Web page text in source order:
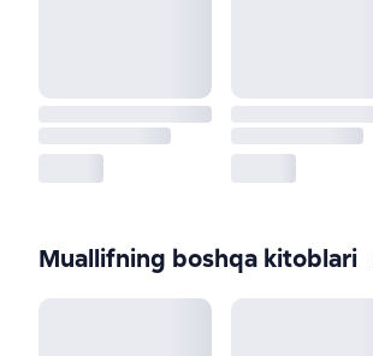
Muallifning boshqa kitoblari